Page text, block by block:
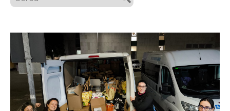
CASES DE COLÒNIES
ACCIÓ SOCIAL I JOVES
ESPLAIS